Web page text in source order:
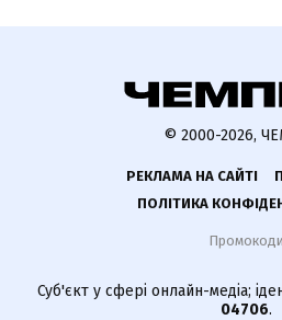
© 2000-2026,
РЕКЛАМА НА САЙТІ
ПОЛІТИКА
Промокоди
Суб'єкт у сфері онлайн-медіа;
04706.